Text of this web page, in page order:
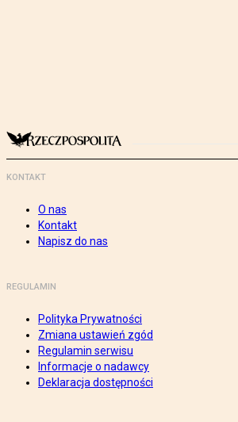
KONTAKT
O nas
Kontakt
Napisz do nas
REGULAMIN
Polityka Prywatności
Zmiana ustawień zgód
Regulamin serwisu
Informacje o nadawcy
Deklaracja dostępności